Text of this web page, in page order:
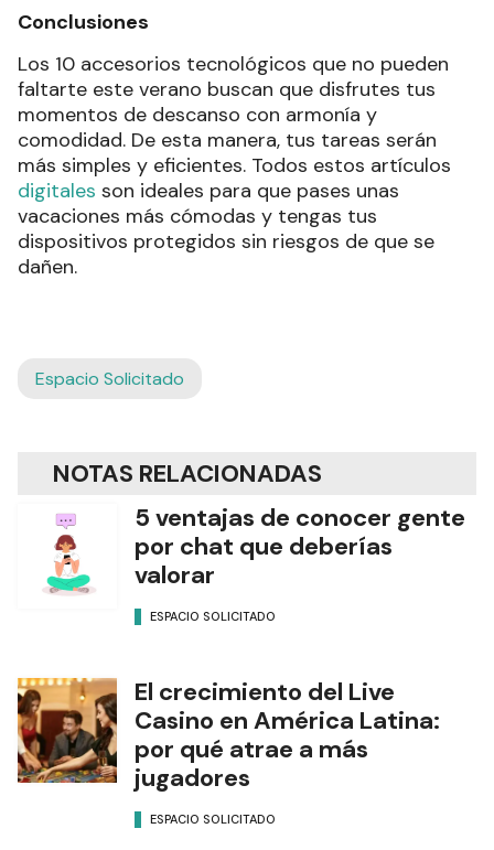
Conclusiones
Los 10 accesorios tecnológicos que no pueden
faltarte este verano buscan que disfrutes tus
momentos de descanso con armonía y
comodidad. De esta manera, tus tareas serán
más simples y eficientes. Todos estos artículos
digitales son ideales para que pases unas
vacaciones más cómodas y tengas tus
dispositivos protegidos sin riesgos de que se
dañen.
Espacio Solicitado
NOTAS RELACIONADAS
5 ventajas de conocer gente
por chat que deberías
valorar
ESPACIO SOLICITADO
El crecimiento del Live
Casino en América Latina:
por qué atrae a más
jugadores
ESPACIO SOLICITADO